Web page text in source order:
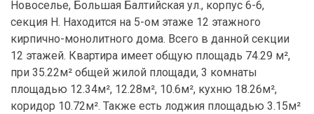
Новоселье, Большая Балтийская ул., корпус 6-6,
секция Н. Находится на 5-ом этаже 12 этажного
кирпично-монолитного дома. Всего в данной секции
12 этажей. Квартира имеет общую площадь 74.29 м²,
при 35.22м² общей жилой площади, 3 комнаты
площадью 12.34м², 12.28м², 10.6м², кухню 18.26м²,
коридор 10.72м². Также есть лоджия площадью 3.15м²